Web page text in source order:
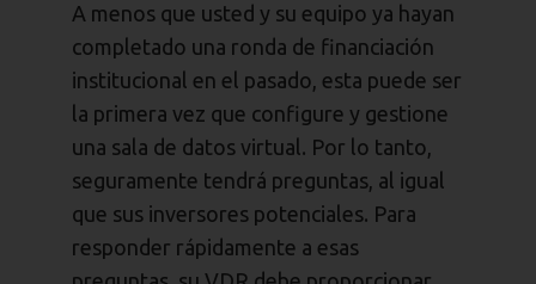
A menos que usted y su equipo ya hayan
completado una ronda de financiación
institucional en el pasado, esta puede ser
la primera vez que configure y gestione
una sala de datos virtual. Por lo tanto,
seguramente tendrá preguntas, al igual
que sus inversores potenciales. Para
responder rápidamente a esas